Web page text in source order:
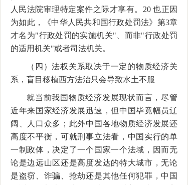
人民法院审理特定案件之际才享有。20 也正因
为如此，《中华人民共和国行政处罚法》第3章
才名为"行政处罚的实施机关"、而非"行政处罚
的适用机关"或者司法机关。
（四）法权关系取决于一定的物质经济关
系，盲目移植西方法治只会导致水土不服
就当前我国物质经济发展现状而言，尽管
近年来国家经济发展迅速，但中国毕竟幅员辽
阔、人口众多；此外中国各地物质经济发展还
高度不平衡，可就刑事立法看，中国实行的单
一制政体，决定了一个国家一个法域，因而无
论是边远山区还是高度发达的特大城市，无论
是盗窃、诈骗、抢劫还是其他任何犯罪，中国